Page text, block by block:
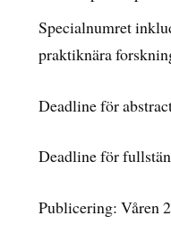
Specialnumret
praktiknära
Deadline för
Deadline för
Publicering: Våren